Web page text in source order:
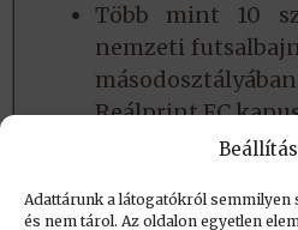
Adattárunk a látogatókról semmilyen
és nem tárol. Az oldalon egyetlen
Több mint 10
nemzeti
Reálprint FC
2010-ben a BME